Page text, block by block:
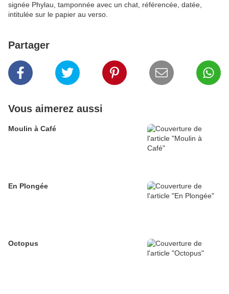
signée Phylau, tamponnée avec un chat, référencée, datée,
intitulée sur le papier au verso.
Partager
Vous aimerez aussi
Moulin à Café
En Plongée
Octopus